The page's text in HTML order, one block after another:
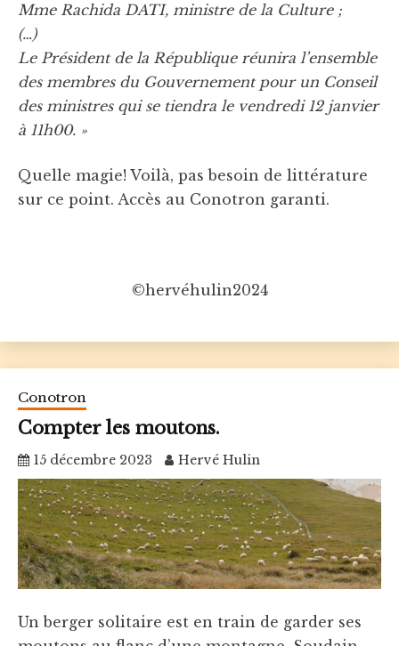
Mme Rachida DATI, ministre de la Culture ;
(…)
Le Président de la République réunira l’ensemble
des membres du Gouvernement pour un Conseil
des ministres qui se tiendra le vendredi 12 janvier
à 11h00. »
Quelle magie! Voilà, pas besoin de littérature
sur ce point. Accès au Conotron garanti.
©hervéhulin2024
Conotron
Compter les moutons.
15 décembre 2023 Hervé Hulin
Un berger solitaire est en train de garder ses